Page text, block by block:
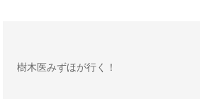
樹木医みずほが行く！